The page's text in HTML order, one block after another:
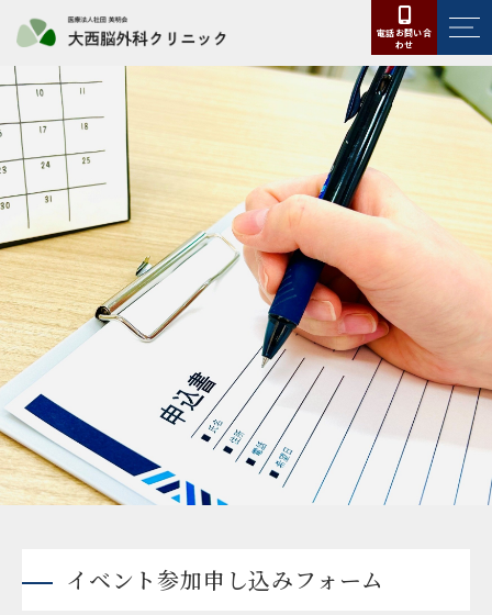
電話お問い合
わせ
イベント参加申し込みフォーム